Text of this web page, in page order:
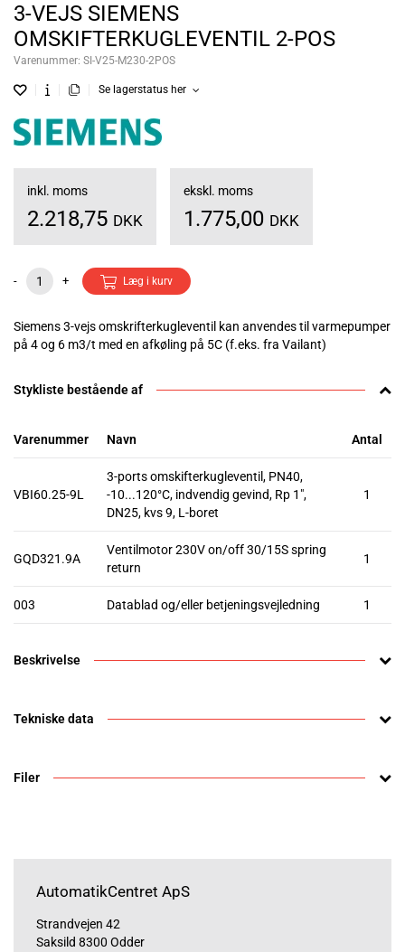
3-VEJS SIEMENS
OMSKIFTERKUGLEVENTIL 2-POS
Varenummer: SI-V25-M230-2POS
Se lagerstatus her
inkl. moms
2.218,75 DKK
ekskl. moms
1.775,00 DKK
- + Læg i kurv
Siemens 3-vejs omskrifterkugleventil kan anvendes til varmepumper
på 4 og 6 m3/t med en afkøling på 5C (f.eks. fra Vailant)
Stykliste bestående af
Varenummer Navn Antal
VBI60.25-9L
3-ports omskifterkugleventil, PN40,
-10...120°C, indvendig gevind, Rp 1",
DN25, kvs 9, L-boret
1
GQD321.9A
Ventilmotor 230V on/off 30/15S spring
return
1
003 Datablad og/eller betjeningsvejledning 1
Beskrivelse
Tekniske data
Filer
AutomatikCentret ApS
Strandvejen 42
Saksild 8300 Odder